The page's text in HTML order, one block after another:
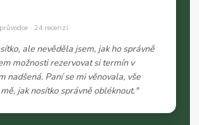
· 24 recenzí
ale nevěděla jsem, jak ho správně
možnosti rezervovat si termín v
nadšená. Paní se mi věnovala, vše
jak nosítko správně obléknout."